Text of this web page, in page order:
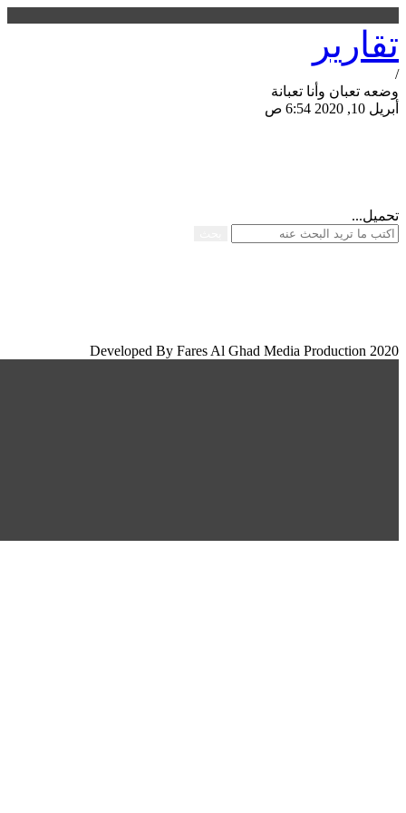
تقارير
/
وضعه تعبان وأنا تعبانة
أبريل 10, 2020 6:54 ص
تحميل...
Developed By Fares Al Ghad Media Production 2020